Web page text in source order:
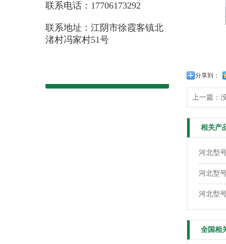
联系电话：17706173292
联系地址：江阴市徐霞客镇北
渚村冯家村51号
分享到：
上一篇：
相关产
河北型
河北型
河北型
全国相